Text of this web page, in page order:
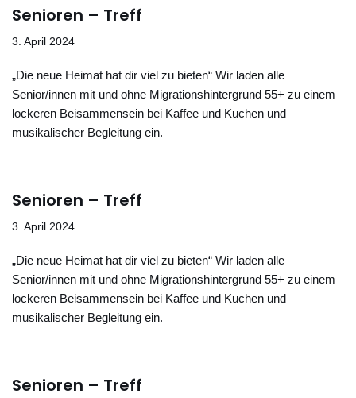
Senioren – Treff
3. April 2024
„Die neue Heimat hat dir viel zu bieten“ Wir laden alle
Senior/innen mit und ohne Migrationshintergrund 55+ zu einem
lockeren Beisammensein bei Kaffee und Kuchen und
musikalischer Begleitung ein.
Senioren – Treff
3. April 2024
„Die neue Heimat hat dir viel zu bieten“ Wir laden alle
Senior/innen mit und ohne Migrationshintergrund 55+ zu einem
lockeren Beisammensein bei Kaffee und Kuchen und
musikalischer Begleitung ein.
Senioren – Treff